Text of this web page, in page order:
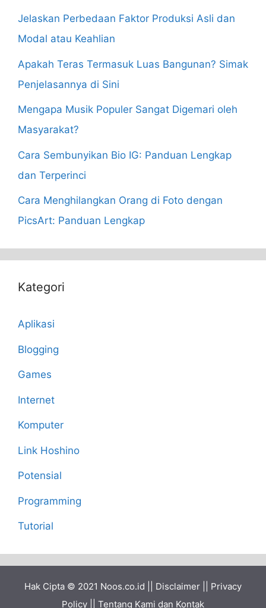
Jelaskan Perbedaan Faktor Produksi Asli dan
Modal atau Keahlian
Apakah Teras Termasuk Luas Bangunan? Simak
Penjelasannya di Sini
Mengapa Musik Populer Sangat Digemari oleh
Masyarakat?
Cara Sembunyikan Bio IG: Panduan Lengkap
dan Terperinci
Cara Menghilangkan Orang di Foto dengan
PicsArt: Panduan Lengkap
Kategori
Aplikasi
Blogging
Games
Internet
Komputer
Link Hoshino
Potensial
Programming
Tutorial
Hak Cipta © 2021 Noos.co.id Disclaimer
Privacy
Policy
Tentang Kami dan Kontak